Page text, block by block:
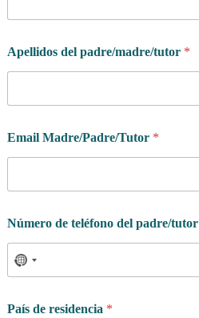
Apellidos del padre/madre/tutor *
Email Madre/Padre/Tutor *
Número de teléfono del padre/tutor
País de residencia *